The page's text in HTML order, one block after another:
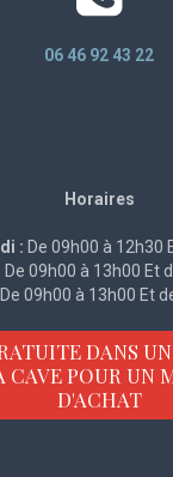
06 46 92 43 22
Horaires
: De 09h00 à 12h30
De 09h00 à 13h00 Et
De 09h00 à 13h00 Et
DANS
CAVE POUR UN
D'ACHAT